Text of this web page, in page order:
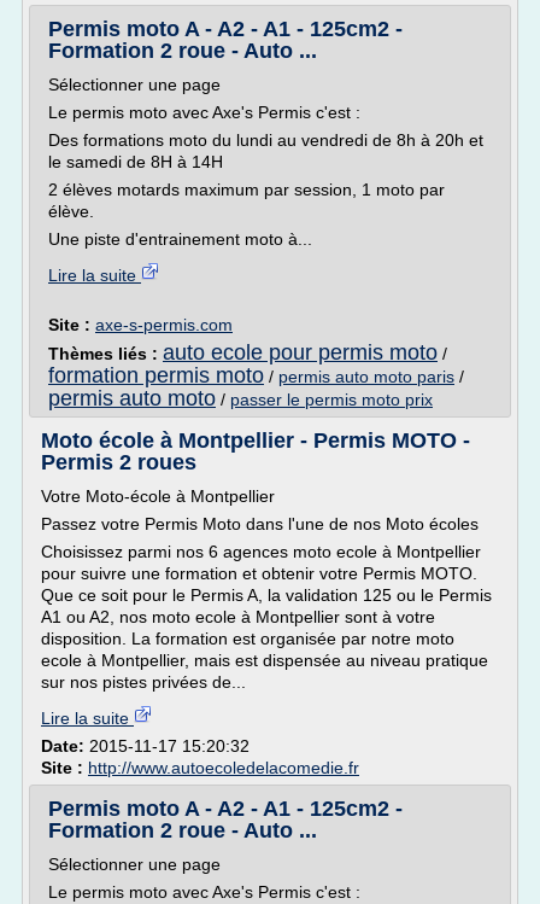
Permis moto A - A2 - A1 - 125cm2 -
Formation 2 roue - Auto ...
Sélectionner une page
Le permis moto avec Axe's Permis c'est :
Des formations moto du lundi au vendredi de 8h à 20h et
le samedi de 8H à 14H
2 élèves motards maximum par session, 1 moto par
élève.
Une piste d'entrainement moto à...
Lire la suite
Site : axe-s-permis.com
Thèmes liés : auto ecole pour permis moto /
formation permis moto / permis auto moto paris /
permis auto moto / passer le permis moto prix
Moto école à Montpellier - Permis MOTO -
Permis 2 roues
Votre Moto-école à Montpellier
Passez votre Permis Moto dans l'une de nos Moto écoles
Choisissez parmi nos 6 agences moto ecole à Montpellier
pour suivre une formation et obtenir votre Permis MOTO.
Que ce soit pour le Permis A, la validation 125 ou le Permis
A1 ou A2, nos moto ecole à Montpellier sont à votre
disposition. La formation est organisée par notre moto
ecole à Montpellier, mais est dispensée au niveau pratique
sur nos pistes privées de...
Lire la suite
Date: 2015-11-17 15:20:32
Site : http://www.autoecoledelacomedie.fr
Permis moto A - A2 - A1 - 125cm2 -
Formation 2 roue - Auto ...
Sélectionner une page
Le permis moto avec Axe's Permis c'est :